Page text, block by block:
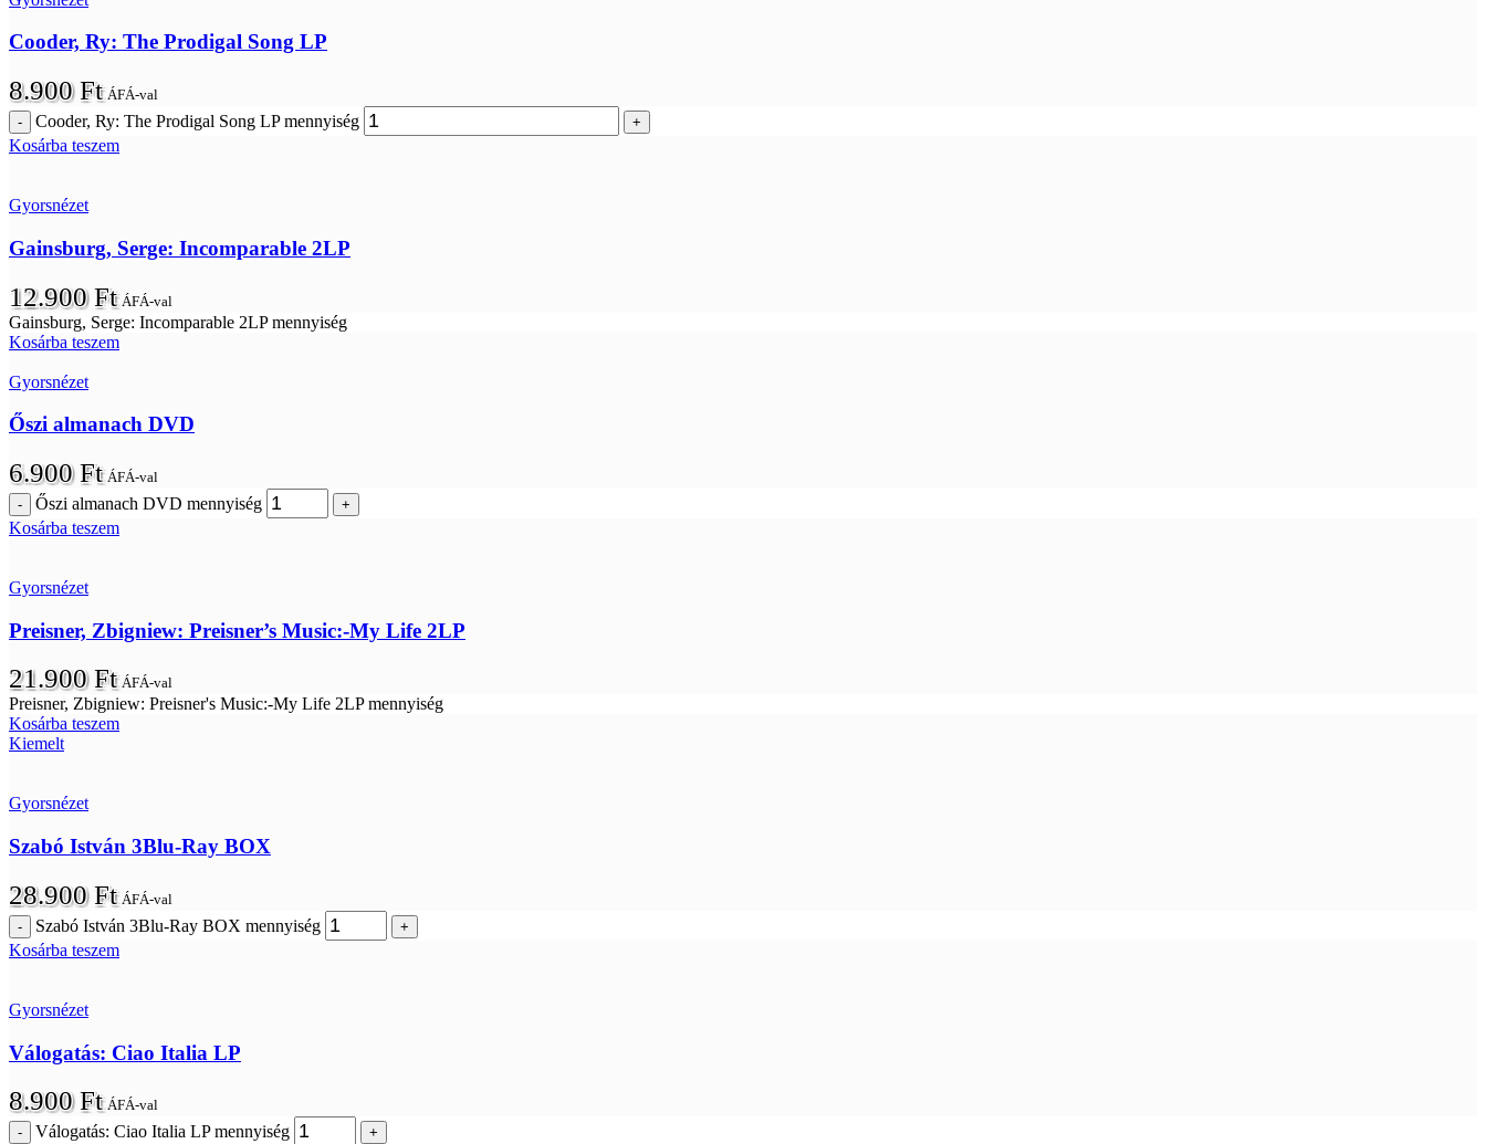
Cooder, Ry: The Prodigal Song LP
8.900Ft ÁFÁ-val
Cooder, Ry: The Prodigal Song LP mennyiség
Kosárba teszem
Gyorsnézet
Gainsburg, Serge: Incomparable 2LP
12.900Ft ÁFÁ-val
Gainsburg, Serge: Incomparable 2LP mennyiség
Kosárba teszem
Gyorsnézet
Őszi almanach DVD
6.900Ft ÁFÁ-val
Őszi almanach DVD mennyiség
Kosárba teszem
Gyorsnézet
Preisner, Zbigniew: Preisner’s Music:-My Life 2LP
21.900Ft ÁFÁ-val
Preisner, Zbigniew: Preisner's Music:-My Life 2LP mennyiség
Kosárba teszem
Kiemelt
Gyorsnézet
Szabó István 3Blu-Ray BOX
28.900Ft ÁFÁ-val
Szabó István 3Blu-Ray BOX mennyiség
Kosárba teszem
Gyorsnézet
Válogatás: Ciao Italia LP
8.900Ft ÁFÁ-val
Válogatás: Ciao Italia LP mennyiség